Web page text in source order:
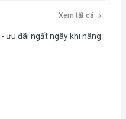
Xem tất cả